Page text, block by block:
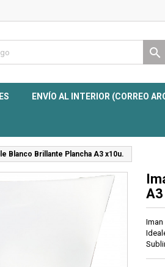

ENVÍO AL INTERIOR (CORREO
Blanco Brillante Plancha A3 x10u.